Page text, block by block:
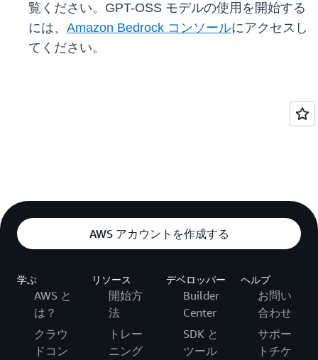
覧ください。GPT-OSS モデルの使用を開始する
には、 Amazon Bedrock コンソールにアクセスし
てください。
AWS アカウントを作成する
学ぶ
AWS と
は？
クラウ
ドコン
リソース
開始方
法
トレー
ニング
デベロッパー
Builder
Center
SDK と
ツール
ヘルプ
お問い
合わせ
サポー
トチケ